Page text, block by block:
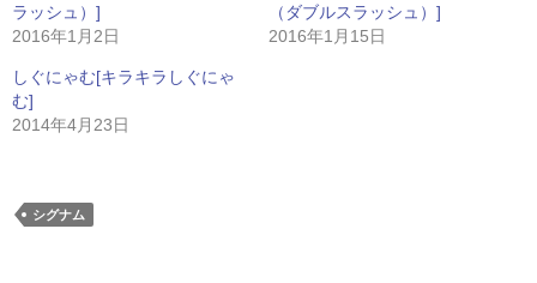
ラッシュ）]
2016年1月2日
（ダブルスラッシュ）]
2016年1月15日
しぐにゃむ[キラキラしぐにゃ
む]
2014年4月23日
シグナム